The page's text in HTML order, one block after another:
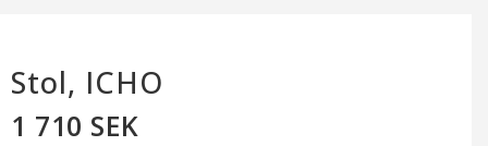
Stol, ICHO
1 710 SEK